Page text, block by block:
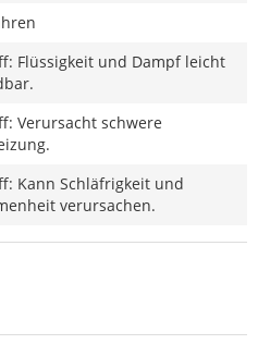
Flüssigkeit und Dampf leicht
Verursacht schwere
Kann Schläfrigkeit und
verursachen.